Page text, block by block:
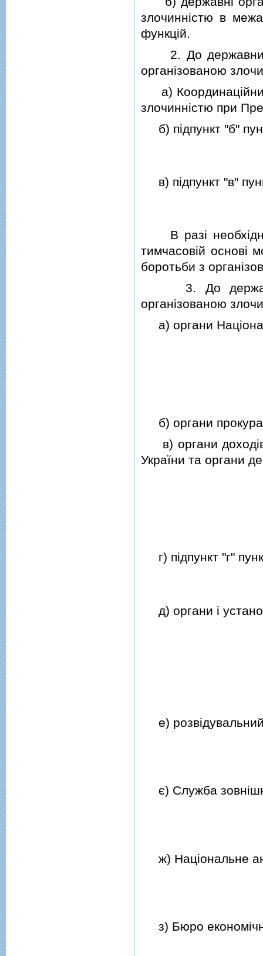
злочиннiстю в
функцiй.
2. До державних
органiзованою
а)
злочиннiстю при
б) пiдпункт "б"
в) пiдпункт "в"
В разi
тимчасовiй основi
боротьби з
3. До
органiзованою
а) органи
б) органи
в) органи доходiв
України та органи
г) пiдпункт "г"
д) органи i
е) розвiдувальний
є) Служба
ж) Нацiональне
з) Бюро